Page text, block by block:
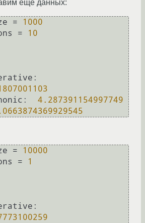
еще данных:
=
1000
=
10
4.287391154997749
=
10000
=
1